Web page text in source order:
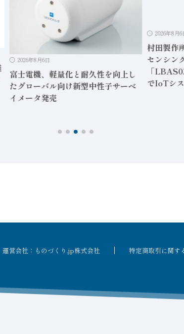
村田製作所、Webアプリ内蔵の無線
センシング向けゲートウェイ
「LBAS0ZZ2SU-001」専用PC不要
でIoTシステムが運用可能に
運営会社：ものづくり.jp株式会社 特定商取引に関す